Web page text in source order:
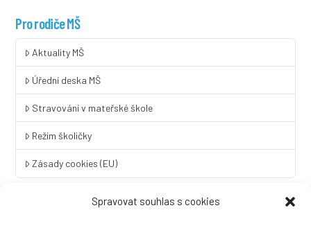
Spravovat souhlas s cookies
Pro rodiče MŠ
Aktuality MŠ
Úřední deska MŠ
Stravování v mateřské škole
Režim školičky
Zásady cookies (EU)